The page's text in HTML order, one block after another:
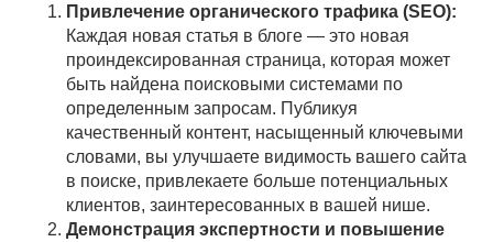
Привлечение органического трафика (SEO):
Каждая новая статья в блоге — это новая
проиндексированная страница, которая может
быть найдена поисковыми системами по
определенным запросам. Публикуя
качественный контент, насыщенный ключевыми
словами, вы улучшаете видимость вашего сайта
в поиске, привлекаете больше потенциальных
клиентов, заинтересованных в вашей нише.
Демонстрация экспертности и повышение